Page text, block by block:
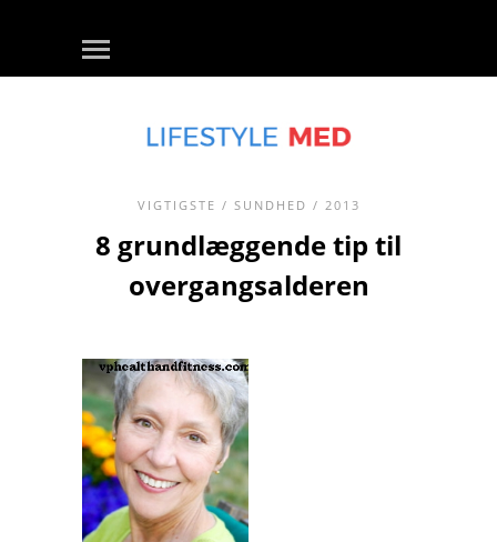
VIGTIGSTE / SUNDHED / 2013
8 grundlæggende tip til
overgangsalderen